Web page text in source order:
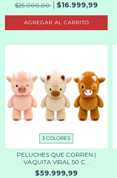
$25.000,00
$16.999,99
3 COLORES
PELUCHES QUE CORREN |
VAQUITA VIRAL 50 C...
$59.999,99